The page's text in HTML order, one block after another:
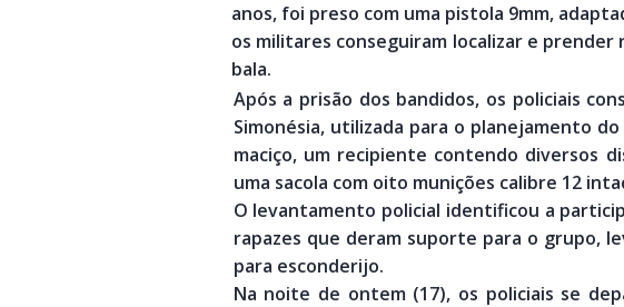
anos, foi preso com uma pistola 9mm,
os militares conseguiram localizar e
bala.
Após a prisão dos bandidos, os policiais
Simonésia, utilizada para o planejamento
maciço, um recipiente contendo diversos
uma sacola com oito munições calibre 12
O levantamento policial identificou a
rapazes que deram suporte para o grupo,
para esconderijo.
Na noite de ontem (17), os policiais se